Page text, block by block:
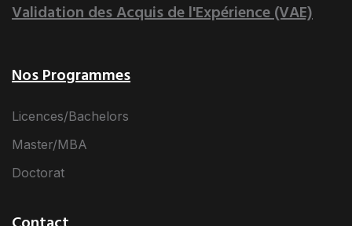
Validation des Acquis de l'Expérience (VAE)
Nos Programmes
Licences/Bachelors
Master/MBA
Doctorat